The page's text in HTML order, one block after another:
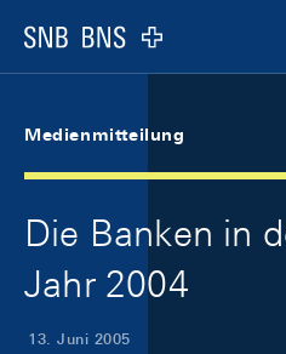
Logo
Medienmitteilung
Die Banken in
Jahr 2004
13. Juni 2005